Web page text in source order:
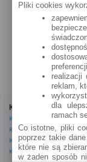
Wałbrzych
Moniuszki 8
zobacz na mapie »
Kredyty
Kredyty gotówkowe
Kredyty hipoteczne
Kredyty konsolidacyjne
Kredyty na samochód
Pliki cookies
realizacji
reklam,
dla
ramach
Co istotne, pliki
poprzez takie
które nie są
w żaden sposób